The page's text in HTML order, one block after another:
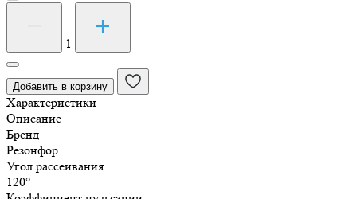
Количество
товара
Светильник
светодиодный
СВО-37/136
40Вт
Призма
1
Добавить в корзину
Характеристики
Описание
Бренд
Резонфор
Угол рассеивания
120°